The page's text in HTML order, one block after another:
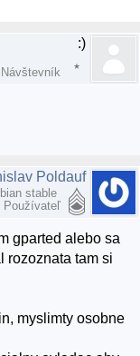
:)
Návštevník
Poldauf
stable
Používateľ
gparted alebo sa
rozoznata tam si
myslimty osobne